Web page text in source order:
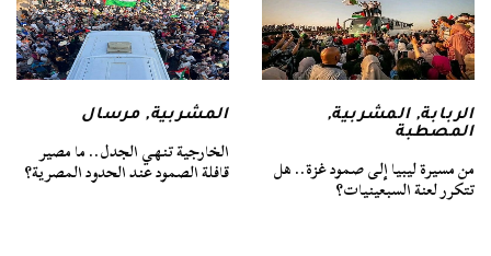
الربابة,المشربية,
المصطبة
من مسيرة ليبيا إلى صمود غزة.. هل
تتكرر لعنة السبعينيات؟
المشربية,مرسال
الخارجية تنهي الجدل.. ما مصير
قافلة الصمود عند الحدود المصرية؟